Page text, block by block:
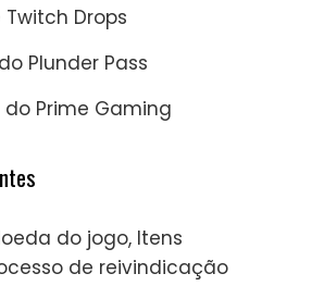
Drops
Plunder Pass
Prime Gaming
do jogo, Itens
de reivindicação